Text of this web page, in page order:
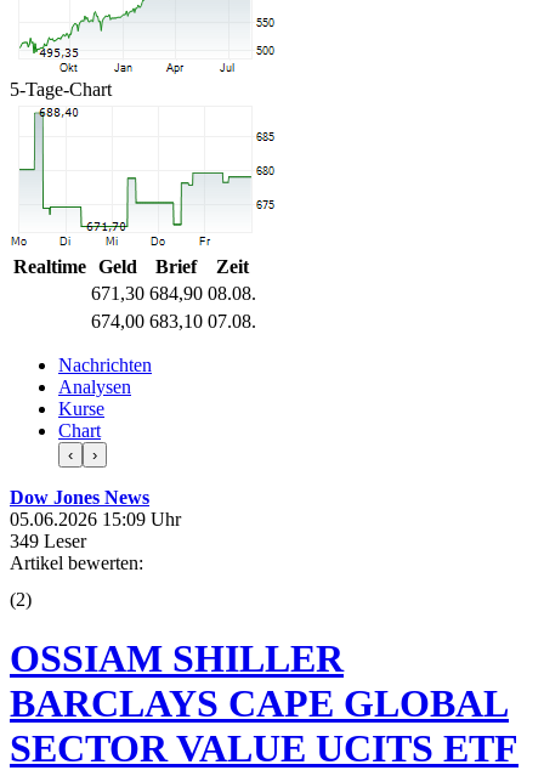
5-Tage-Chart
Realtime Geld Brief
Zeit
671,30 684,90 08.08.
674,00 683,10 07.08.
Nachrichten
Analysen
Kurse
Chart
‹ ›
Dow Jones News
05.06.2026 15:09 Uhr
349 Leser
Artikel bewerten:
(2)
OSSIAM SHILLER
BARCLAYS CAPE GLOBAL
SECTOR VALUE UCITS ETF